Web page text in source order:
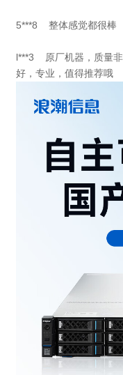
5***8 整体感觉都很棒
l***3 原厂机器，质量非
好，专业，值得推荐哦